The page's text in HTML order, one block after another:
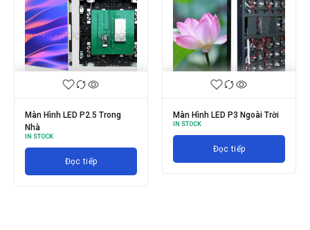
Màn Hình LED P2.5 Trong
Nhà
IN STOCK
Đọc tiếp
Màn Hình LED P3 Ngoài Trời
IN STOCK
Đọc tiếp